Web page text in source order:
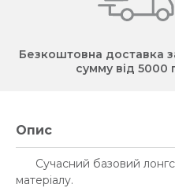
Безкоштовна доставка
сумму від 5000
Опис
Сучасний базовий
матеріалу.